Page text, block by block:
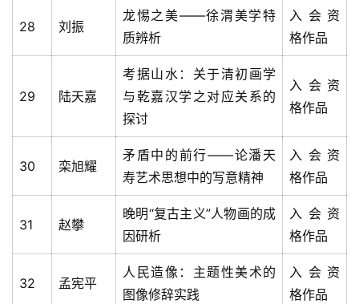
28 刘振
龙惕之美——徐渭美学特
质辨析
入会资
格作品
29 陆天嘉
考据山水：关于清初画学
与乾嘉汉学之对应关系的
探讨
入会资
格作品
30 栾旭耀
矛盾中的前行——论潘天
寿艺术思想中的写意精神
入会资
格作品
31 赵攀
晚明“复古主义”人物画的成
因研析
入会资
格作品
32 孟宪平
人民造像：主题性美术的
图像修辞实践
入会资
格作品